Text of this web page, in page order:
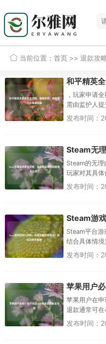
当前位置： 首页 >> 退款攻
，玩家申请
需由监护人
等材料；成
违规依据，
发布时间：
Steam的无理
玩家对其具
供了权益保
款，不过要
发布时间：
Steam平台
结合具体情
游戏核心内
且影响生活，
发布时间：
苹果用户在申
退款通常可
可能因银行
坑，建议用
发布时间：